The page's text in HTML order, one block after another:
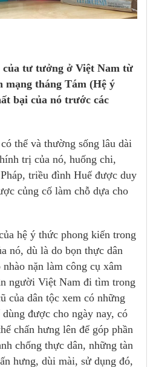
tư tưởng ở Việt Nam từ
mạng tháng Tám (Hệ ý
bại của nó trước các
thể và thường sống lâu dài
trị của nó, huống chi,
triều đình Huế được duy
củng cố làm chỗ dựa cho
hệ ý thức phong kiến trong
nó, dù là do bọn thực dân
nặn làm công cụ xâm
người Việt Nam đi tìm trong
của dân tộc xem có những
được cho ngày nay, có
chấn hưng lên để góp phần
chống thực dân, những tàn
hưng, dùi mài, sử dụng đó,